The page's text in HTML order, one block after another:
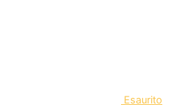
Esaurito